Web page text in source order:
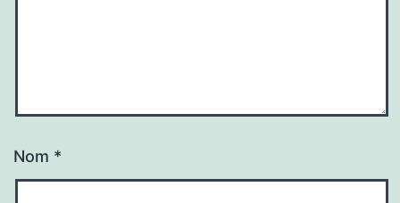
Nom *